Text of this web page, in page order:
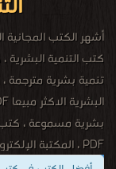
اضف كتاب
أشهر الكتب المجانية
كتب التنمية البشرية
تنمية بشرية مترجمة
بشرية مسموعة ، كتب